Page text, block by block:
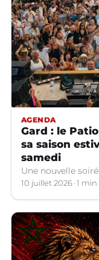
AGENDA
Gard : le
sa saison
samedi
Une nouvelle
10 juillet 2026 1 min